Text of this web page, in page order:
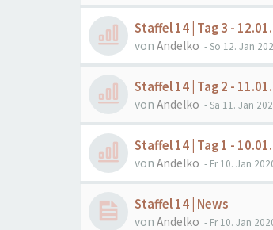
Staffel 14 | Tag 3 -
von Andelko - So 12. Jan
Staffel 14 | Tag 2 -
von Andelko - Sa 11. Jan
Staffel 14 | Tag 1 -
von Andelko - Fr 10. Jan
Staffel 14 | News
von Andelko - Fr 10. Jan